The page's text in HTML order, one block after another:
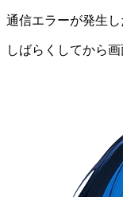
通信エラーが発生し
しばらくしてから